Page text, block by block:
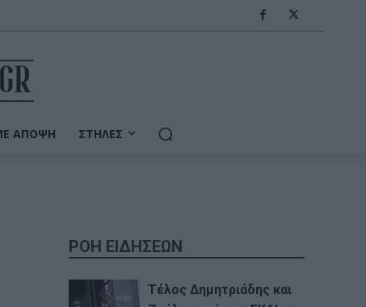
ΆΠΟΨΗ ΣΤΉΛΕΣ
ΡΟΗ ΕΙΔΗΣΕΩΝ
Τέλος Δημητριάδης και